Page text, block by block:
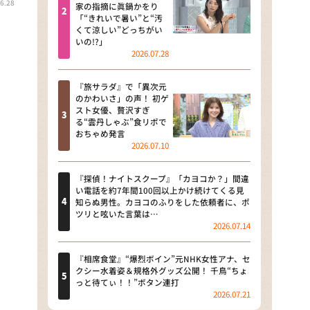
河合＆A.B.C-Z塚田×福井アナ
「なんでやねん！？」（news お
かえり）
DAIGOも台所 ～きょうの献立 何
にする？～
本日はダイアンなり！シーズン２
朝だ！生です旅サラダ
教えて！ニュースライブ 正義の
ミカタ
ＬＩＦＥ～夢のカタチ～
新婚さんいらっしゃい！
ポツンと一軒家
ザキ山小屋本館
家の指摘に眞鍋かをり
「“きれいで暑い”と“汚
くて涼しい”どっちがい
いの!?」
2026.07.28
『旅サラダ』で「異次元
のかわいさ」の声！ 初ゲ
スト女優、贅沢すぎ
る“雲丹しゃぶ”食リポで
おちゃめ発言
2026.07.10
『探偵！ナイトスクープ』「カヨコか？」間違
い電話を約7年間100回以上かけ続けてくる見
知らぬ男性。カヨコのふりをした依頼者に、ポ
ツリと呟いた言葉は…
2026.07.14
『相席食堂』“爆烈ボイン”元NHK女性アナ、セ
クシー水着姿＆規格外グッズ公開！ 千鳥“ちょ
っと待てぃ！！”ボタン連打
2026.07.21